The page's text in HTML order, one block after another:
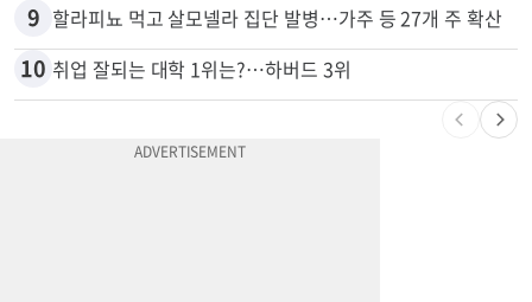
9 할라피뇨 먹고 살모넬라 집단 발병…가주 등 27개 주 확산
10 취업 잘되는 대학 1위는?…하버드 3위